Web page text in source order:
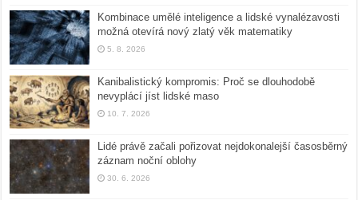
Kombinace umělé inteligence a lidské vynalézavosti
možná otevírá nový zlatý věk matematiky
5. 8. 2026
Kanibalistický kompromis: Proč se dlouhodobě
nevyplácí jíst lidské maso
10. 7. 2026
Lidé právě začali pořizovat nejdokonalejší časosběrný
záznam noční oblohy
30. 6. 2026